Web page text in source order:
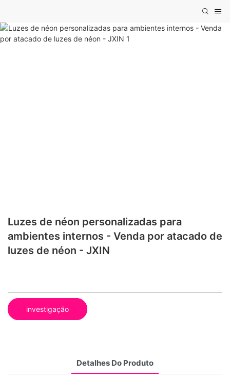
Luzes de néon personalizadas para
ambientes internos - Venda por atacado de
luzes de néon - JXIN
investigação
Detalhes Do Produto